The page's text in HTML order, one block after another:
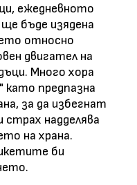
ежедневното
ще бъде изядена
относно
двигател на
Много хора
предпазна
за да избегнат
страх надделява
на храна.
би